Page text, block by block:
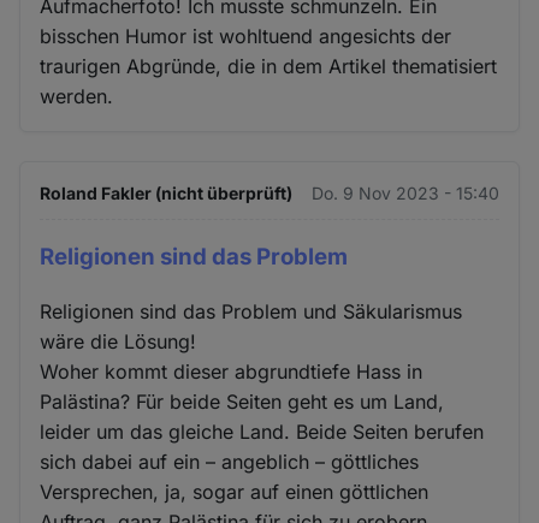
Aufmacherfoto! Ich musste schmunzeln. Ein
bisschen Humor ist wohltuend angesichts der
traurigen Abgründe, die in dem Artikel thematisiert
werden.
Roland Fakler (nicht überprüft) Do. 9 Nov 2023 - 15:40
Religionen sind das Problem
Religionen sind das Problem und Säkularismus
wäre die Lösung!
Woher kommt dieser abgrundtiefe Hass in
Palästina? Für beide Seiten geht es um Land,
leider um das gleiche Land. Beide Seiten berufen
sich dabei auf ein – angeblich – göttliches
Versprechen, ja, sogar auf einen göttlichen